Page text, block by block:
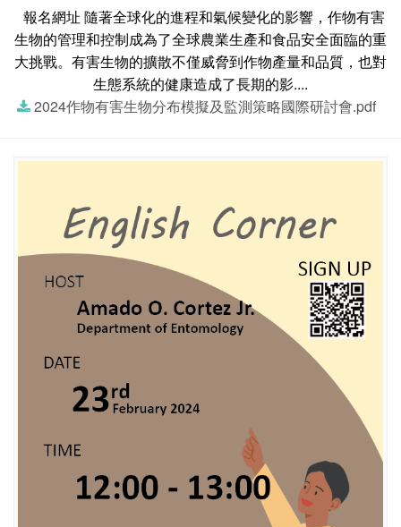
報名網址 隨著全球化的進程和氣候變化的影響，作物有害
生物的管理和控制成為了全球農業生產和食品安全面臨的重
大挑戰。有害生物的擴散不僅威脅到作物產量和品質，也對
生態系統的健康造成了長期的影....
2024作物有害生物分布模擬及監測策略國際研討會.pdf